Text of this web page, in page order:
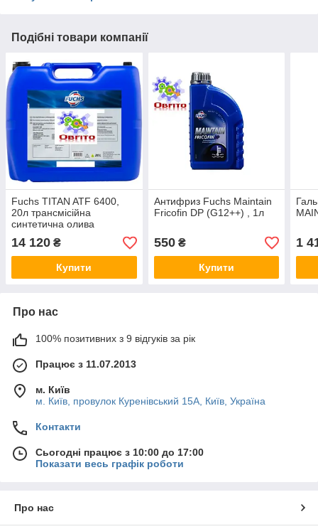
Подібні товари компанії
Fuchs TITAN ATF 6400,
20л трансмісійна
синтетична олива
14 120 ₴
Купити
Антифриз Fuchs Maintain
Fricofin DP (G12++) , 1л
550₴
Купити
1
Про нас
100% позитивних з 9 відгуків за рік
Працює з 11.07.2013
м. Київ
м. Київ, провулок Куренівський 15А, Київ, Україна
Контакти
Сьогодні працює з 10:00 до 17:00
Показати весь графік роботи
Про нас